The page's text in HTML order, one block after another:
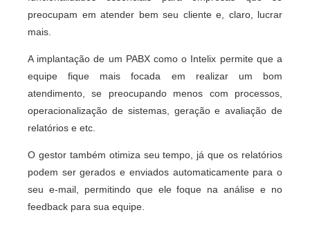
preocupam em atender bem seu cliente e, claro, lucrar
mais.
A implantação de um PABX como o Intelix permite que a
equipe fique mais focada em realizar um bom
atendimento, se preocupando menos com processos,
operacionalização de sistemas, geração e avaliação de
relatórios e etc.
O gestor também otimiza seu tempo, já que os relatórios
podem ser gerados e enviados automaticamente para o
seu e-mail, permitindo que ele foque na análise e no
feedback para sua equipe.